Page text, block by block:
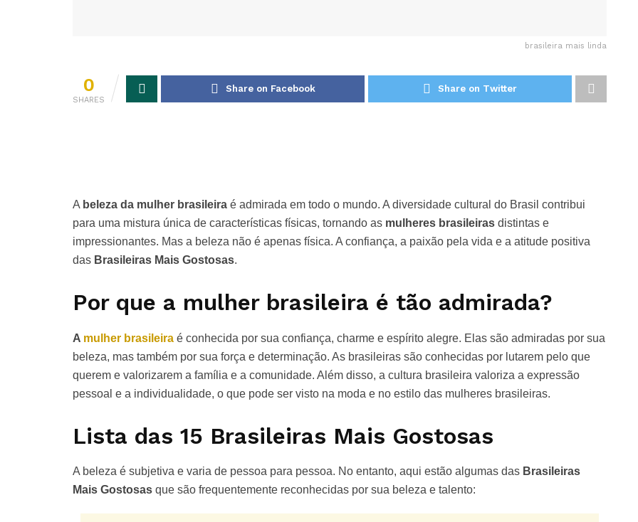
brasileira mais linda
0
SHARES
Share on Facebook Share on Twitter
A beleza da mulher brasileira é admirada em todo o mundo. A diversidade cultural do Brasil contribui
para uma mistura única de características físicas, tornando as mulheres brasileiras distintas e
impressionantes. Mas a beleza não é apenas física. A confiança, a paixão pela vida e a atitude positiva
das Brasileiras Mais Gostosas.
Por que a mulher brasileira é tão admirada?
A mulher brasileira é conhecida por sua confiança, charme e espírito alegre. Elas são admiradas por sua
beleza, mas também por sua força e determinação. As brasileiras são conhecidas por lutarem pelo que
querem e valorizarem a família e a comunidade. Além disso, a cultura brasileira valoriza a expressão
pessoal e a individualidade, o que pode ser visto na moda e no estilo das mulheres brasileiras.
Lista das 15 Brasileiras Mais Gostosas
A beleza é subjetiva e varia de pessoa para pessoa. No entanto, aqui estão algumas das Brasileiras
Mais Gostosas que são frequentemente reconhecidas por sua beleza e talento: